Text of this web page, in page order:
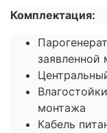
Комплектация:
монтажа
Кабель